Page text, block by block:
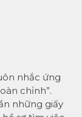
nhắc ứng
chỉnh”.
những giấy